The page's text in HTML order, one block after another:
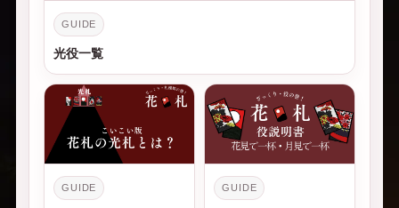
GUIDE
光役一覧
GUIDE GUIDE